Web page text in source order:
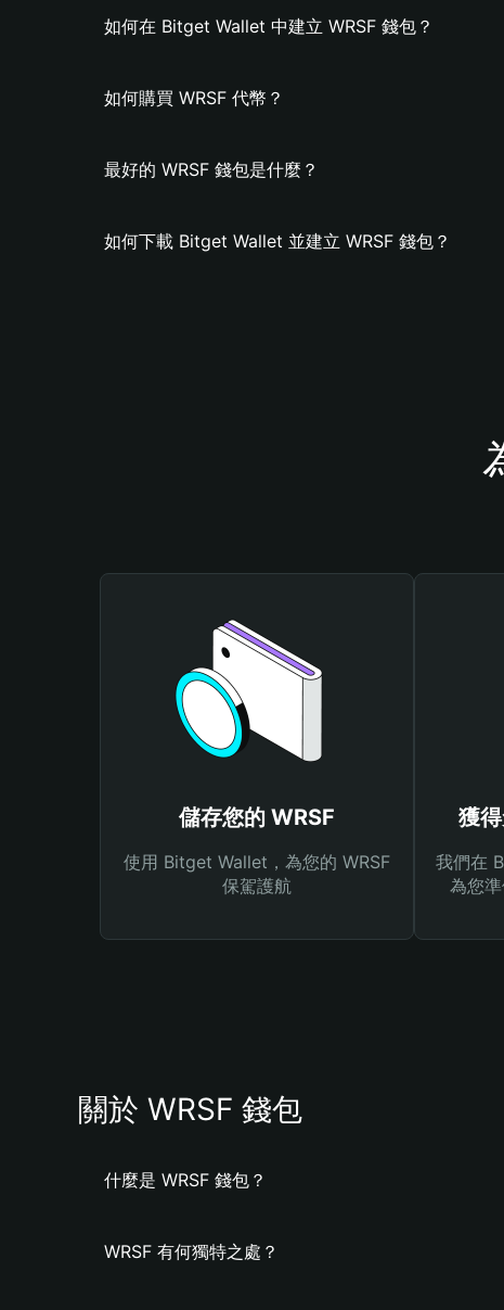
如何在 Bitget Wallet 中建立 WRSF 錢包？
如何購買 WRSF 代幣？
最好的 WRSF 錢包是什麼？
如何下載 Bitget Wallet 並建立 WRSF 錢包？
儲存您的 WRSF
使用 Bitget Wallet，為您的 WRSF
保駕護航
獲
我們在
為您
關於 WRSF 錢包
什麼是 WRSF 錢包？
WRSF 有何獨特之處？